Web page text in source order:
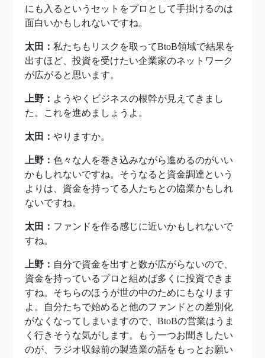
にも入るというセットをプロとして手掛けるのは
面白いかもしれないですね。
太田： 私たちもリスクを取ってBtoB領域で結果を
出すほど、投資を受けたい企業家のネットワーク
が広がると思います。
上野： ようやくビジネスの根幹が見えてきまし
た。これを進めましょうよ。
太田： やりますか。
上野： 色々な人を巻き込みながら進めるのがいい
かもしれないですね。そうなると資金調達という
よりは、資金を持ってる人たちとの協業かもしれ
ないですね。
太田： ファンドを作る感じに近いかもしれないで
すね。
上野： 自分で資金を出すと数が広がらないので、
資金を持っているプロと組めば多くに投資できま
すね。そちらのほうが世の中のためにもなります
よ。自分たちで始めると他のファンドとの差別化
がなくなってしまいますので、BtoBの営業はうま
く行きそうな気がします。もう一つお聞きしたい
のが、ラジオ収録前の製造業の話をもっとお願い